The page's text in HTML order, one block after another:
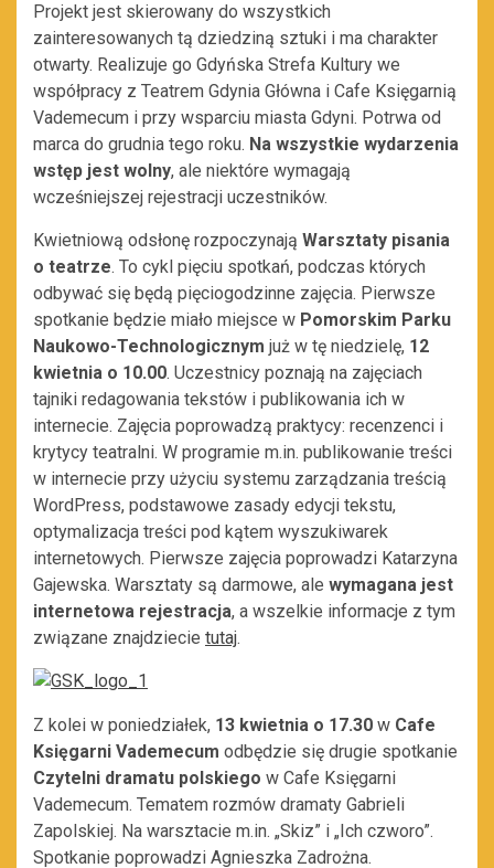
Projekt jest skierowany do wszystkich
zainteresowanych tą dziedziną sztuki i ma charakter
otwarty. Realizuje go Gdyńska Strefa Kultury we
współpracy z Teatrem Gdynia Główna i Cafe Księgarnią
Vademecum i przy wsparciu miasta Gdyni. Potrwa od
marca do grudnia tego roku. Na wszystkie wydarzenia
wstęp jest wolny, ale niektóre wymagają
wcześniejszej rejestracji uczestników.
Kwietniową odsłonę rozpoczynają Warsztaty pisania
o teatrze. To cykl pięciu spotkań, podczas których
odbywać się będą pięciogodzinne zajęcia. Pierwsze
spotkanie będzie miało miejsce w Pomorskim Parku
Naukowo-Technologicznym już w tę niedzielę, 12
kwietnia o 10.00. Uczestnicy poznają na zajęciach
tajniki redagowania tekstów i publikowania ich w
internecie. Zajęcia poprowadzą praktycy: recenzenci i
krytycy teatralni. W programie m.in. publikowanie treści
w internecie przy użyciu systemu zarządzania treścią
WordPress, podstawowe zasady edycji tekstu,
optymalizacja treści pod kątem wyszukiwarek
internetowych. Pierwsze zajęcia poprowadzi Katarzyna
Gajewska. Warsztaty są darmowe, ale wymagana jest
internetowa rejestracja, a wszelkie informacje z tym
związane znajdziecie tutaj.
Z kolei w poniedziałek, 13 kwietnia o 17.30 w Cafe
Księgarni Vademecum odbędzie się drugie spotkanie
Czytelni dramatu polskiego w Cafe Księgarni
Vademecum. Tematem rozmów dramaty Gabrieli
Zapolskiej. Na warsztacie m.in. „Skiz” i „Ich czworo”.
Spotkanie poprowadzi Agnieszka Zadrożna.